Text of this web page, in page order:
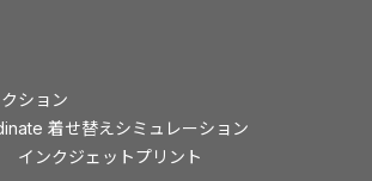
客様）
ション
着せ替えシミュレーション
インクジェットプリント